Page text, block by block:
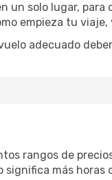
un solo lugar, para
empieza tu
adecuado
rangos de
más horas